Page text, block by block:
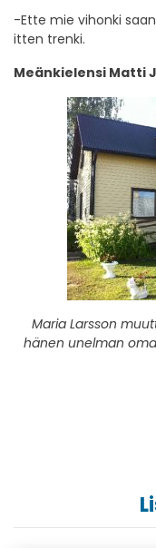
-Ette mie vihonki
itten trenki.
Meänkielensi Matti
Maria Larsson
hänen unelman